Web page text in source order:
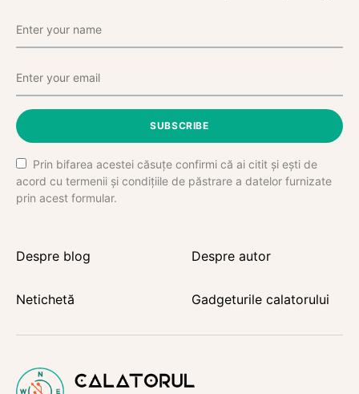
SUBSCRIBE
Prin bifarea acestei căsuțe confirmi că ai citit și ești de
acord cu termenii și condițiile de păstrare a datelor furnizate
prin acest formular.
Despre blog Despre autor
Netichetă Gadgeturile calatorului